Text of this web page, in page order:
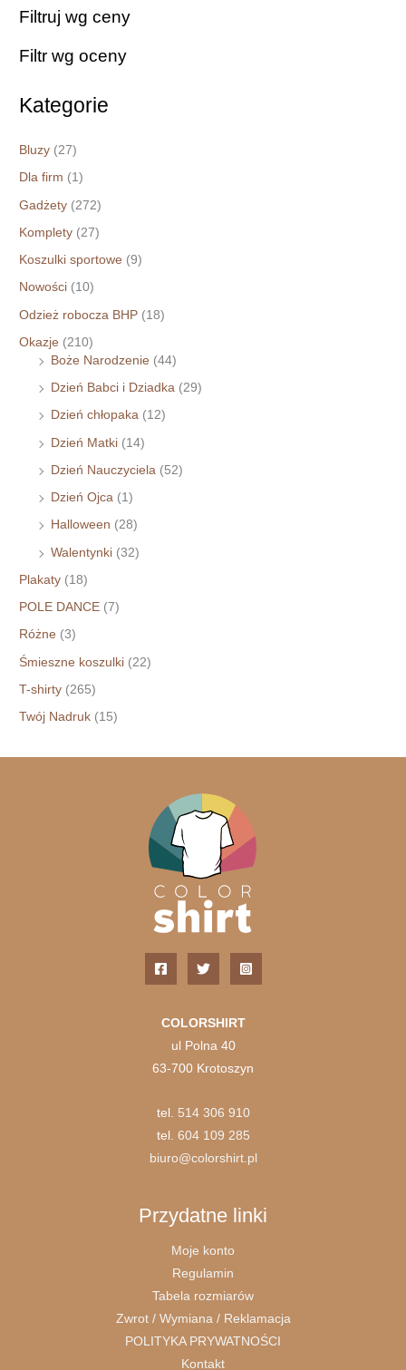
Filtruj wg ceny
Filtr wg oceny
Kategorie
Bluzy (27)
Dla firm (1)
Gadżety (272)
Komplety (27)
Koszulki sportowe (9)
Nowości (10)
Odzież robocza BHP (18)
Okazje (210)
Boże Narodzenie (44)
Dzień Babci i Dziadka (29)
Dzień chłopaka (12)
Dzień Matki (14)
Dzień Nauczyciela (52)
Dzień Ojca (1)
Halloween (28)
Walentynki (32)
Plakaty (18)
POLE DANCE (7)
Różne (3)
Śmieszne koszulki (22)
T-shirty (265)
Twój Nadruk (15)
COLORSHIRT
ul Polna 40
63-700 Krotoszyn
tel. 514 306 910
tel. 604 109 285
biuro@colorshirt.pl
Przydatne linki
Moje konto
Regulamin
Tabela rozmiarów
Zwrot / Wymiana / Reklamacja
POLITYKA PRYWATNOŚCI
Kontakt